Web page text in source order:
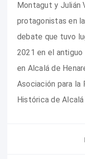
Montagut y Julián
protagonistas en
debate que tuvo
2021 en el antiguo
en Alcalá de
Asociación para la
Histórica de